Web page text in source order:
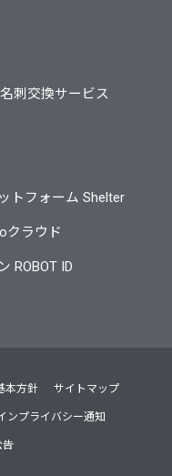
刺交換サービス
トフォーム Shelter
クラウド
ROBOT ID
本方針 サイトマップ
ンプライバシー通知
告